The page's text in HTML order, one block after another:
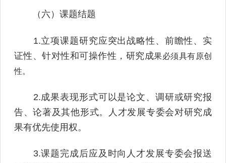
（六）课题结题
1.立项课题研究应突出战略性、前瞻性、实
证性、针对性和可操作性，研究成果必须具有原创
性。
2.成果表现形式可以是论文、调研或研究报
告、论著及其他形式。人才发展专委会对研究成
果有优先使用权。
3.课题完成后应及时向人才发展专委会报送